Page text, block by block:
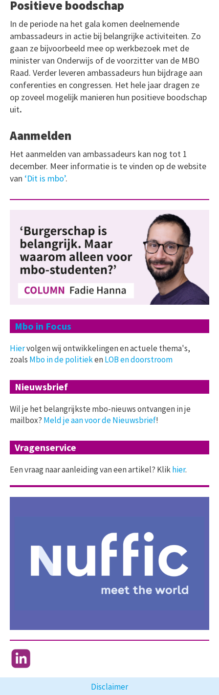
Positieve boodschap
In de periode na het gala komen deelnemende
ambassadeurs in actie bij belangrijke activiteiten. Zo
gaan ze bijvoorbeeld mee op werkbezoek met de
minister van Onderwijs of de voorzitter van de MBO
Raad. Verder leveren ambassadeurs hun bijdrage aan
conferenties en congressen. Het hele jaar dragen ze
op zoveel mogelijk manieren hun positieve boodschap
uit.
Aanmelden
Het aanmelden van ambassadeurs kan nog tot 1
december. Meer informatie is te vinden op de website
van ‘Dit is mbo’.
Mbo in Focus
Hiervolgen wij ontwikkelingen en actuele thema's,
zoals Mbo in de politiekenLOB en doorstroom
Nieuwsbrief
Wil je het belangrijkste mbo-nieuws ontvangen in je
mailbox? Meld je aan voor de Nieuwsbrief!
Vragenservice
Een vraag naar aanleiding van een artikel? Klikhier.
Disclaimer